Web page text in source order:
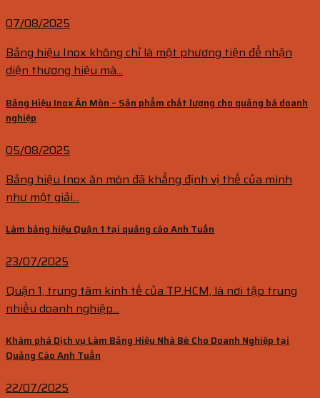
07/08/2025
Bảng hiệu Inox không chỉ là một phương tiện để nhận
diện thương hiệu mà...
Bảng Hiệu Inox Ăn Mòn – Sản phẩm chất lượng cho quảng bá doanh
nghiệp
05/08/2025
Bảng hiệu Inox ăn mòn đã khẳng định vị thế của mình
như một giải...
Làm bảng hiệu Quận 1 tại quảng cáo Anh Tuấn
23/07/2025
Quận 1, trung tâm kinh tế của TP.HCM, là nơi tập trung
nhiều doanh nghiệp...
Khám phá Dịch vụ Làm Bảng Hiệu Nhà Bè Cho Doanh Nghiệp tại
Quảng Cáo Anh Tuấn
22/07/2025